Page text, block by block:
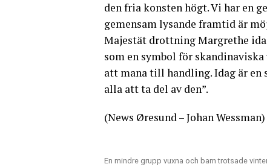
den fria konsten högt. Vi har en
gemensam lysande framtid är
Majestät drottning Margrethe
som en symbol för
att mana till handling. Idag är en
alla att ta del av den”.
(News Øresund – Johan Wessman)
En mindre grupp vuxna och barn trotsade